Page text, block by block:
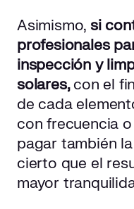
Asimismo, si
profesionales
inspección y
solares,con el
de cada
con frecuencia
pagar también
cierto que el
mayor